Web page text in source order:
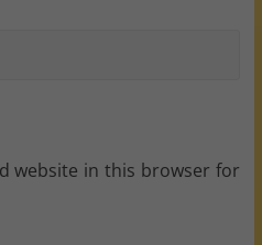
website in this browser for